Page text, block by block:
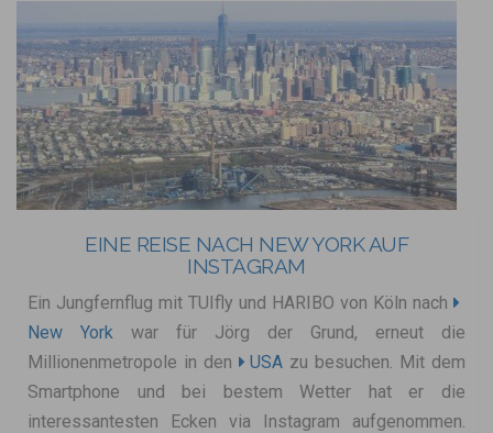
EINE REISE NACH NEW YORK AUF
INSTAGRAM
Ein Jungfernflug mit TUIfly und HARIBO von Köln nach
New York war für Jörg der Grund, erneut die
Millionenmetropole in den
USA zu besuchen. Mit dem
Smartphone und bei bestem Wetter hat er die
interessantesten Ecken via Instagram aufgenommen.